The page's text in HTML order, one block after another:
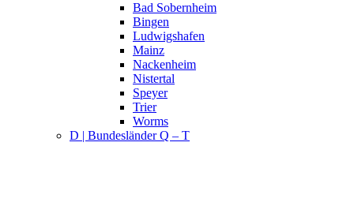
Bad Sobernheim
Bingen
Ludwigshafen
Mainz
Nackenheim
Nistertal
Speyer
Trier
Worms
D | Bundesländer Q – T